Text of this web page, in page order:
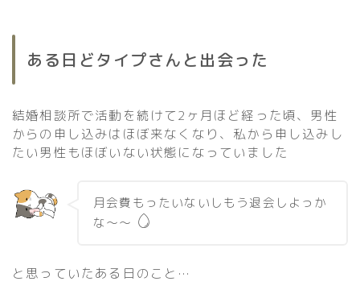
ある日どタイプさんと出会った
結婚相談所で活動を続けて2ヶ月ほど経った頃、男性
からの申し込みはほぼ来なくなり、私から申し込みし
たい男性もほぼいない状態になっていました
月会費もったいないしもう退会しよっか
な〜〜
と思っていたある日のこと…